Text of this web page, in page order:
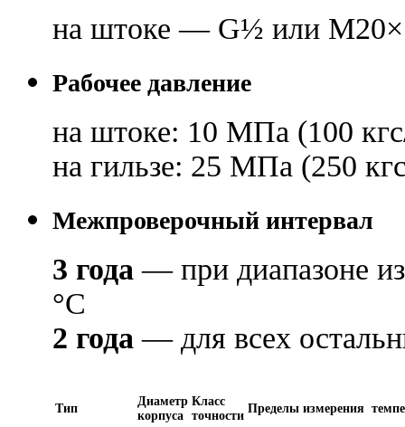
на штоке — G½ или
Рабочее давление
на штоке: 10 МПа (100
на гильзе: 25 МПа (250
Межпроверочный интервал
3 года — при диапазоне
°С
2 года — для всех
Тип
Диаметр
корпуса
Класс
точности
Пределы измерения